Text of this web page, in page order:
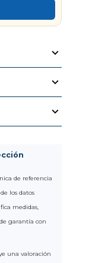
de referencia
los datos
medidas,
garantía con
una valoración